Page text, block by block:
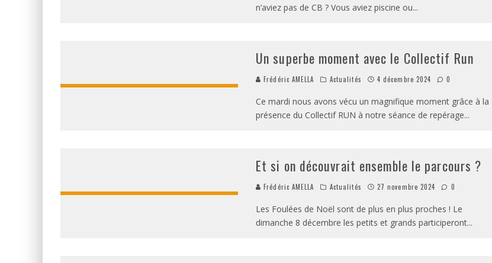
n’aviez pas de CB ? Vous aviez piscine ou...
Un superbe moment avec le Collectif Run
Frédéric AMELLA Actualités 4 décembre 2024 0
Ce mardi nous avons vécu un magnifique moment grâce à la
présence du Collectif RUN à notre séance de repérage...
Et si on découvrait ensemble le parcours ?
Frédéric AMELLA Actualités 27 novembre 2024 0
Les Foulées de Noël sont de plus en plus proches ! Le
dimanche 8 décembre les petits et grands participeront...